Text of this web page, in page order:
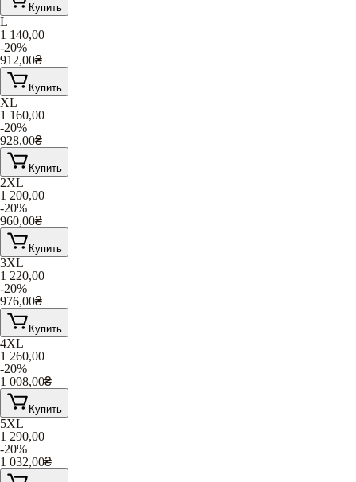
Купить
L
1 140,00
-20%
912,00₴
Купить
XL
1 160,00
-20%
928,00₴
Купить
2XL
1 200,00
-20%
960,00₴
Купить
3XL
1 220,00
-20%
976,00₴
Купить
4XL
1 260,00
-20%
1 008,00₴
Купить
5XL
1 290,00
-20%
1 032,00₴